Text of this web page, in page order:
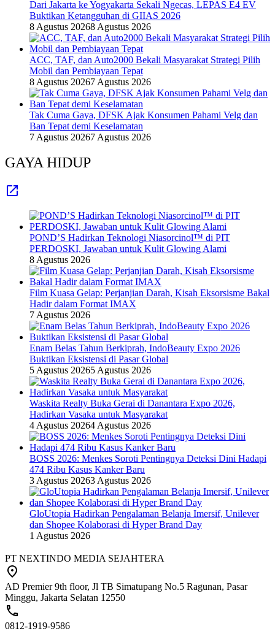
Dari Jakarta ke Yogyakarta Sekali Ngecas, LEPAS E4 EV
Buktikan Ketangguhan di GIIAS 2026
8 Agustus 20268 Agustus 2026
ACC, TAF, dan Auto2000 Bekali Masyarakat Strategi Pilih
Mobil dan Pembiayaan Tepat
8 Agustus 20267 Agustus 2026
Tak Cuma Gaya, DFSK Ajak Konsumen Pahami Velg dan
Ban Tepat demi Keselamatan
7 Agustus 20267 Agustus 2026
GAYA HIDUP
POND’S Hadirkan Teknologi Niasorcinol™ di PIT
PERDOSKI, Jawaban untuk Kulit Glowing Alami
8 Agustus 2026
Film Kuasa Gelap: Perjanjian Darah, Kisah Eksorsisme Bakal
Hadir dalam Format IMAX
7 Agustus 2026
Enam Belas Tahun Berkiprah, IndoBeauty Expo 2026
Buktikan Eksistensi di Pasar Global
5 Agustus 20265 Agustus 2026
Waskita Realty Buka Gerai di Danantara Expo 2026,
Hadirkan Vasaka untuk Masyarakat
4 Agustus 20264 Agustus 2026
BOSS 2026: Menkes Soroti Pentingnya Deteksi Dini Hadapi
474 Ribu Kasus Kanker Baru
3 Agustus 20263 Agustus 2026
GloUtopia Hadirkan Pengalaman Belanja Imersif, Unilever
dan Shopee Kolaborasi di Hyper Brand Day
1 Agustus 2026
PT NEXTINDO MEDIA SEJAHTERA
AD Premier 9th floor, Jl TB Simatupang No.5 Ragunan, Pasar
Minggu, Jakarta Selatan 12550
0812-1919-9586